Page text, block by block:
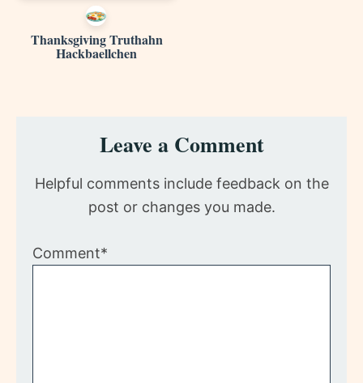
Thanksgiving Truthahn
Hackbaellchen
InteractionsLeave a Comment
Helpful comments include feedback on the
post or changes you made.
Comment*